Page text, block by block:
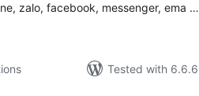
zalo, facebook, messenger, ema …
Tested with 6.6.6